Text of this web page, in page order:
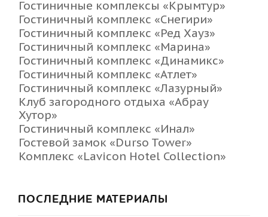
Гостиничные комплексы «Крымтур»
Гостиничный комплекс «Снегири»
Гостиничный комплекс «Ред Хауз»
Гостиничный комплекс «Марина»
Гостиничный комплекс «Динамикс»
Гостиничный комплекс «Атлет»
Гостиничный комплекс «Лазурный»
Клуб загородного отдыха «Абрау
Хутор»
Гостиничный комплекс «Инал»
Гостевой замок «Durso Tower»
Комплекс «Lavicon Hotel Collection»
ПОСЛЕДНИЕ МАТЕРИАЛЫ